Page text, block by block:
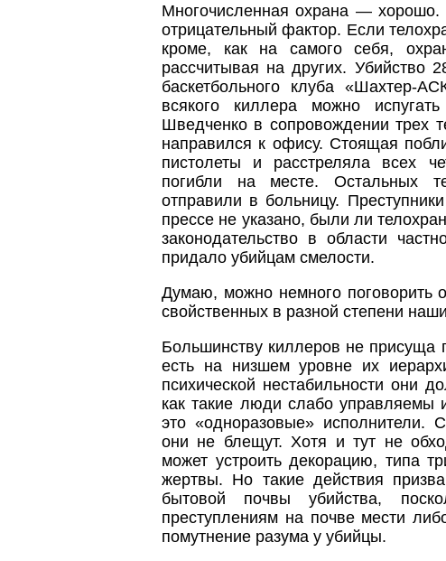
Многочисленная охрана — хорошо.
отрицательный фактор. Если
кроме, как на самого себя,
рассчитывая на других. Убийство
баскетбольного клуба «Шахтер-
всякого киллера можно
Шведченко в сопровождении трех
направился к офису. Стоящая
пистолеты и расстреляла всех
погибли на месте. Остальных
отправили в больницу.
прессе не указано, были ли
законодательство в области
придало убийцам смелости.
Думаю, можно немного поговорить о
свойственных в разной степени
Большинству киллеров не присуща
есть на низшем уровне их
психической нестабильности они
как такие люди слабо управляемы
это «одноразовые» исполнители.
они не блещут. Хотя и тут не
может устроить декорацию, типа
жертвы. Но такие действия
бытовой почвы убийства,
преступлениям на почве мести
помутнение разума у убийцы.